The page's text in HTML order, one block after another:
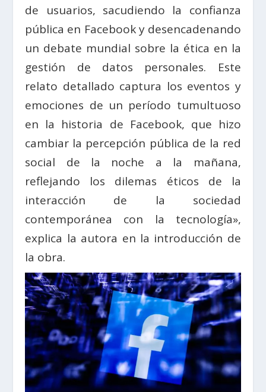
de usuarios, sacudiendo la confianza
pública en Facebook y desencadenando
un debate mundial sobre la ética en la
gestión de datos personales. Este
relato detallado captura los eventos y
emociones de un período tumultuoso
en la historia de Facebook, que hizo
cambiar la percepción pública de la red
social de la noche a la mañana,
reflejando los dilemas éticos de la
interacción de la sociedad
contemporánea con la tecnología»,
explica la autora en la introducción de
la obra.